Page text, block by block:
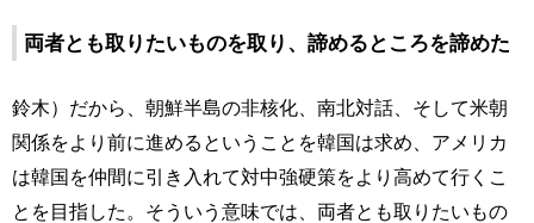
両者とも取りたいものを取り、諦めるところを諦めた
鈴木）だから、朝鮮半島の非核化、南北対話、そして米朝
関係をより前に進めるということを韓国は求め、アメリカ
は韓国を仲間に引き入れて対中強硬策をより高めて行くこ
とを目指した。そういう意味では、両者とも取りたいもの